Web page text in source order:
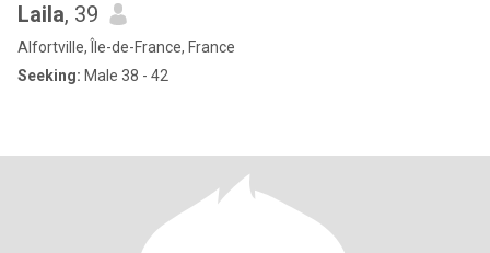
Laila, 39
Alfortville, Île-de-France, France
Seeking: Male 38 - 42